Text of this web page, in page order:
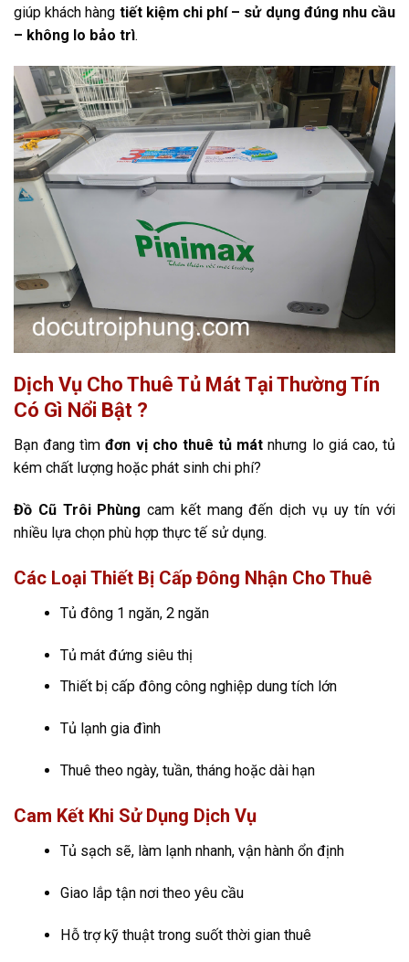
giúp khách hàng tiết kiệm chi phí – sử dụng đúng nhu cầu
– không lo bảo trì.
Dịch Vụ Cho Thuê Tủ Mát Tại Thường Tín
Có Gì Nổi Bật ?
Bạn đang tìmđơn vị cho thuê tủ mát nhưng lo giá cao, tủ
kém chất lượng hoặc phát sinh chi phí?
Đồ Cũ Trôi Phùng cam kết mang đến dịch vụ uy tín với
nhiều lựa chọn phù hợp thực tế sử dụng.
Các Loại Thiết Bị Cấp Đông Nhận Cho Thuê
Tủ đông 1 ngăn, 2 ngăn
Tủ mát đứng siêu thị
Thiết bị cấp đông công nghiệp dung tích lớn
Tủ lạnh gia đình
Thuê theo ngày, tuần, tháng hoặc dài hạn
Cam Kết Khi Sử Dụng Dịch Vụ
Tủ sạch sẽ, làm lạnh nhanh, vận hành ổn định
Giao lắp tận nơi theo yêu cầu
Hỗ trợ kỹ thuật trong suốt thời gian thuê